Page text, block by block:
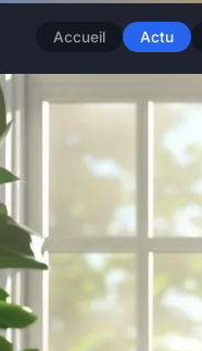
Accueil Actu